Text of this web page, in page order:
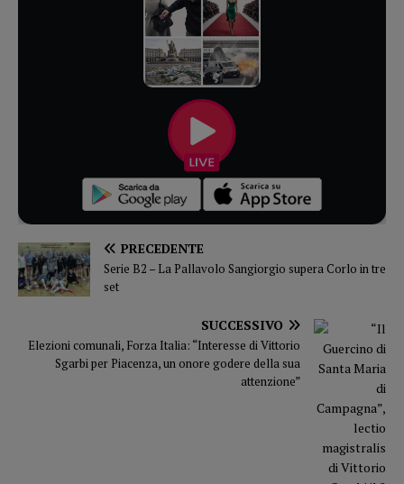
PRECEDENTE
Serie B2 – La Pallavolo Sangiorgio supera Corlo in tre
set
SUCCESSIVO
Elezioni comunali, Forza Italia: “Interesse di Vittorio
Sgarbi per Piacenza, un onore godere della sua
attenzione”